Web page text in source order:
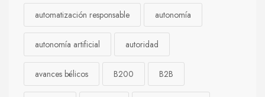
automatización responsable autonomía
autonomía artificial autoridad
avances bélicos B200 B2B